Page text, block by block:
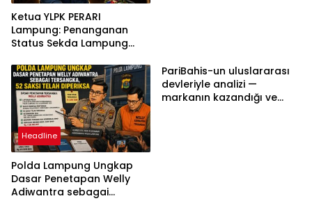
Ketua YLPK PERARI
Lampung: Penanganan
Status Sekda Lampung
Berdasarkan Aturan,
Bukan Tekanan Opini
Headline
Polda Lampung Ungkap
Dasar Penetapan Welly
Adiwantra sebagai
PariBahis-un uluslararası
devleriyle analizi —
markanın kazandığı ve